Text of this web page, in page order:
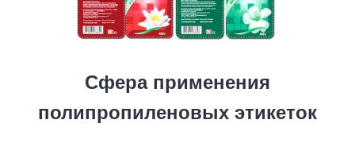
Сфера применения
полипропиленовых этикеток